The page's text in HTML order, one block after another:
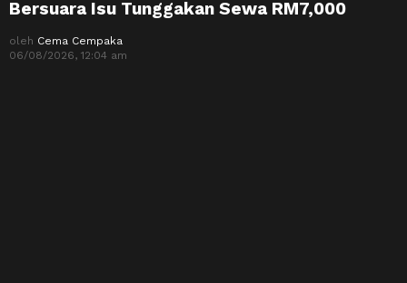
Bersuara Isu Tunggakan Sewa RM7,000
oleh Cema Cempaka
06/08/2026, 12:04 am